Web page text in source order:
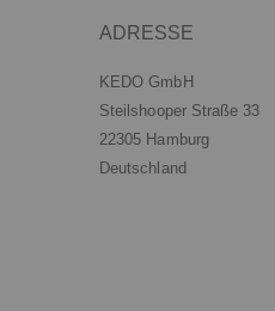
ADRESSE
KEDO GmbH
Steilshooper Straße 33
22305 Hamburg
Deutschland